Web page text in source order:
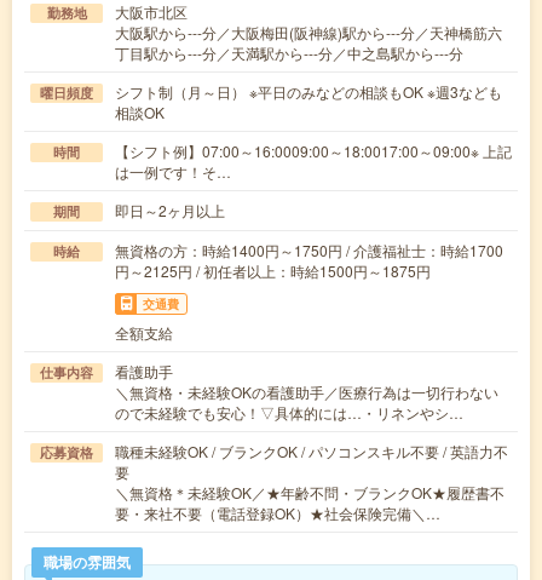
勤務地
大阪市北区
大阪駅から---分／大阪梅田(阪神線)駅から---分／天神橋筋六
丁目駅から---分／天満駅から---分／中之島駅から---分
曜日頻度
シフト制（月～日） ※平日のみなどの相談もOK ※週3なども
相談OK
時間
【シフト例】07:00～16:0009:00～18:0017:00～09:00※ 上記
は一例です！そ…
期間 即日～2ヶ月以上
時給
無資格の方：時給1400円～1750円 / 介護福祉士：時給1700
円～2125円 / 初任者以上：時給1500円～1875円
交通費
全額支給
仕事内容
看護助手
＼無資格・未経験OKの看護助手／医療行為は一切行わない
ので未経験でも安心！▽具体的には…・リネンやシ…
応募資格
職種未経験OK / ブランクOK / パソコンスキル不要 / 英語力不
要
＼無資格＊未経験OK／★年齢不問・ブランクOK★履歴書不
要・来社不要（電話登録OK）★社会保険完備＼…
職場の雰囲気